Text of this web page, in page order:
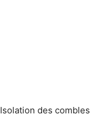
Isolation des combles